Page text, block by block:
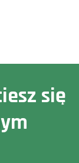
się